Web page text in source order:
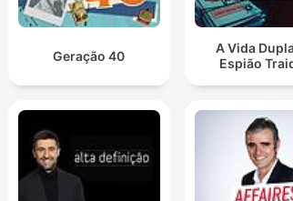
bol un peu des collègues souvent. Et puis
s'est traduit tout simplement par
les raisons profondes qui l'ont poussé à
Geração 40
A Vida
Espião